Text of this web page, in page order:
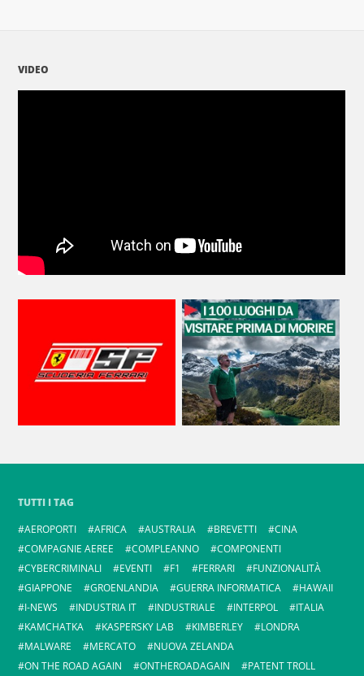
VIDEO
TUTTI I TAG
AEROPORTI
AFRICA AUSTRALIA BREVETTI
CINA
COMPAGNIE AEREE
COMPLEANNO
COMPONENTI
CYBERCRIMINALI
EVENTI F1 FERRARI
FUNZIONALITÀ
GIAPPONE
GROENLANDIA GUERRA INFORMATICA
HAWAII
I-NEWS
INDUSTRIA IT INDUSTRIALE INTERPOL
ITALIA
KAMCHATKA
KASPERSKY LAB KIMBERLEY
LONDRA
MALWARE
MERCATO
NUOVA ZELANDA
ON THE ROAD AGAIN
ONTHEROADAGAIN PATENT TROLL